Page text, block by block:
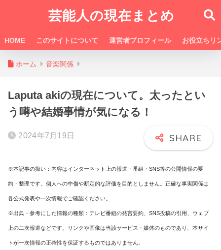
芸能人の現在まとめ
HOME このサイトについて 運営者プロフィール お役立ちリ
ホーム 音楽関係
Laputa akiの現在について。太ったとい
う噂や結婚事情が気になる！
2024年7月19日
※本記事の扱い：内容はインターネット上の報道・番組・SNS等の公開情報の要
約・整理です。個人への中傷や断定的な評価を目的としません。正確な事実関係は
各公式発表や一次情報でご確認ください。
※出典・参考にした情報の種類：テレビ番組の発言要約、SNS投稿の引用、ウェブ
上の二次報道などです。リンクや画像は当該サービス・媒体のものであり、本サイ
トが一次情報の正確性を保証するものではありません。